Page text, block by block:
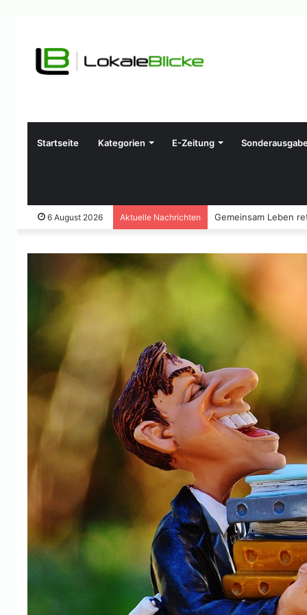
Startseite Kategorien E-Zeitung
6 August 2026 Aktuelle Nachrichten Gemeinsam Leben